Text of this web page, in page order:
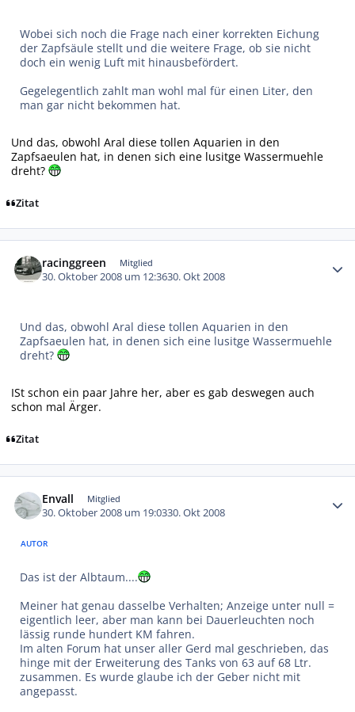
Wobei sich noch die Frage nach einer korrekten Eichung
der Zapfsäule stellt und die weitere Frage, ob sie nicht
doch ein wenig Luft mit hinausbefördert.
Gegelegentlich zahlt man wohl mal für einen Liter, den
man gar nicht bekommen hat.
Und das, obwohl Aral diese tollen Aquarien in den
Zapfsaeulen hat, in denen sich eine lusitge Wassermuehle
dreht?
Zitat
racinggreen Mitglied
30. Oktober 2008 um 12:3630. Okt 2008
Und das, obwohl Aral diese tollen Aquarien in den
Zapfsaeulen hat, in denen sich eine lusitge Wassermuehle
dreht?
ISt schon ein paar Jahre her, aber es gab deswegen auch
schon mal Ärger.
Zitat
Envall Mitglied
30. Oktober 2008 um 19:0330. Okt 2008
AUTOR
Das ist der Albtaum....
Meiner hat genau dasselbe Verhalten; Anzeige unter null =
eigentlich leer, aber man kann bei Dauerleuchten noch
lässig runde hundert KM fahren.
Im alten Forum hat unser aller Gerd mal geschrieben, das
hinge mit der Erweiterung des Tanks von 63 auf 68 Ltr.
zusammen. Es wurde glaube ich der Geber nicht mit
angepasst.